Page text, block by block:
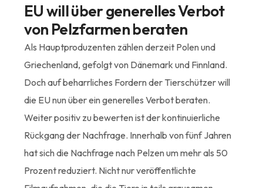
EU will über generelles Verbot
von Pelzfarmen beraten
Als Hauptproduzenten zählen derzeit Polen und
Griechenland, gefolgt von Dänemark und Finnland.
Doch auf beharrliches Fordern der Tierschützer will
die EU nun über ein generelles Verbot beraten.
Weiter positiv zu bewerten ist der kontinuierliche
Rückgang der Nachfrage. Innerhalb von fünf Jahren
hat sich die Nachfrage nach Pelzen um mehr als 50
Prozent reduziert. Nicht nur veröffentlichte